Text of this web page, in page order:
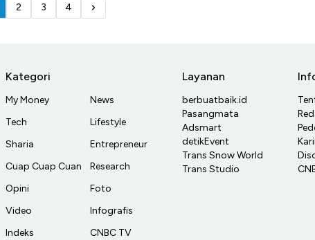
2 3 4
Kategori
My Money
Tech
Sharia
Cuap Cuap Cuan
Opini
Video
Indeks
News
Lifestyle
Entrepreneur
Research
Foto
Infografis
CNBC TV
Layanan
berbuatbaik.id
Pasangmata
Adsmart
detikEvent
Trans Snow World
Trans Studio